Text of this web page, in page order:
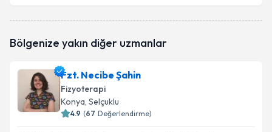
oluşturun. Size bu uzmandan randevu almanız için bir
E-posta Adresiniz
Bölgenize yakın diğer uzmanlar
Fzt. Necibe Şahin
Fizyoterapi
Konya, Selçuklu
4.9 (67 Değerlendirme)